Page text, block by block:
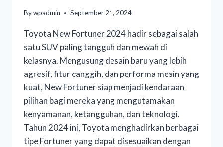
Bywpadmin September 21, 2024
Toyota New Fortuner 2024 hadir sebagai salah
satu SUV paling tangguh dan mewah di
kelasnya. Mengusung desain baru yang lebih
agresif, fitur canggih, dan performa mesin yang
kuat, New Fortuner siap menjadi kendaraan
pilihan bagi mereka yang mengutamakan
kenyamanan, ketangguhan, dan teknologi.
Tahun 2024 ini, Toyota menghadirkan berbagai
tipe Fortuner yang dapat disesuaikan dengan